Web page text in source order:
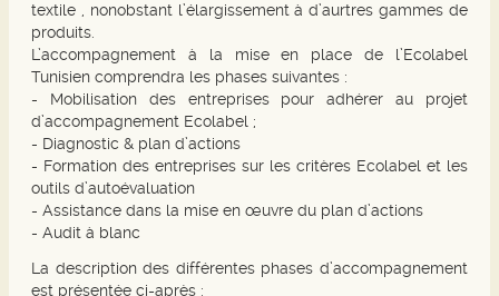
textile , nonobstant l’élargissement à d’aurtres gammes de
produits.
L’accompagnement à la mise en place de l’Ecolabel
Tunisien comprendra les phases suivantes :
- Mobilisation des entreprises pour adhérer au projet
d’accompagnement Ecolabel ;
- Diagnostic & plan d’actions
- Formation des entreprises sur les critères Ecolabel et les
outils d’autoévaluation
- Assistance dans la mise en œuvre du plan d’actions
- Audit à blanc
La description des différentes phases d’accompagnement
est présentée ci-après :